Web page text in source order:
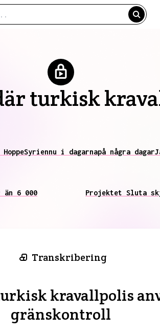
turkisk
HoppeSyriennu i dagarnapå några dagar
6 000
Projektet Sluta
Transkribering
kravallpolis
gränskontroll